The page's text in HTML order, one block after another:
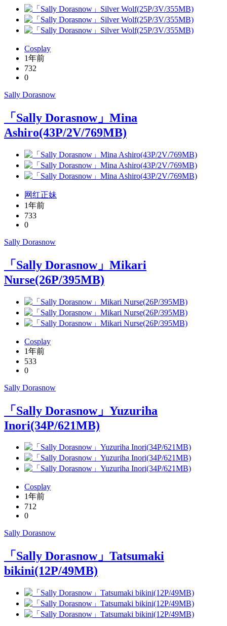
Cosplay
1年前
732
0
Sally Dorasnow
「Sally Dorasnow」Mina
Ashiro(43P/2V/769MB)
网红正妹
1年前
733
0
Sally Dorasnow
「Sally Dorasnow」Mikari
Nurse(26P/395MB)
Cosplay
1年前
533
0
Sally Dorasnow
「Sally Dorasnow」Yuzuriha
Inori(34P/621MB)
Cosplay
1年前
712
0
Sally Dorasnow
「Sally Dorasnow」Tatsumaki
bikini(12P/49MB)